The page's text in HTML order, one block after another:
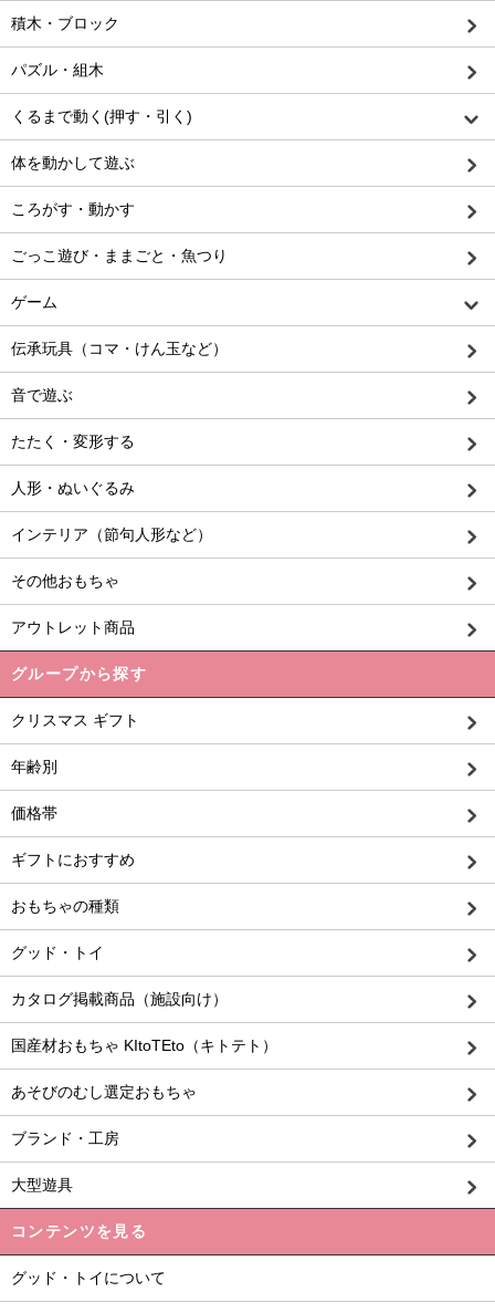
積木・ブロック
パズル・組木
くるまで動く(押す・引く)
体を動かして遊ぶ
ころがす・動かす
ごっこ遊び・ままごと・魚つり
ゲーム
伝承玩具（コマ・けん玉など）
音で遊ぶ
たたく・変形する
人形・ぬいぐるみ
インテリア（節句人形など）
その他おもちゃ
アウトレット商品
グループから探す
クリスマス ギフト
年齢別
価格帯
ギフトにおすすめ
おもちゃの種類
グッド・トイ
カタログ掲載商品（施設向け）
国産材おもちゃ KItoTEto（キトテト）
あそびのむし選定おもちゃ
ブランド・工房
大型遊具
コンテンツを見る
グッド・トイについて